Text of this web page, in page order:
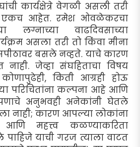
कार्यक्षेत्रे वेगळी असली तरी
एकच आहेत. रमेश ओवळेकरचा
लग्नाच्या वाढदिवसाच्या
असला तरी तो किंवा मीना
बसले नव्हते. याचे कारण
नाही. जेव्हा संघहिताचा विषय
किती आग्रही होऊ
परिचितांना कल्पना आहे आणि
अनुभवही अनेकांनी घेतले
नाही; कारण आपल्या लोकांना
महत्त्व कळण्याकरिता
पाहिजे याची गरज त्याला वाटत